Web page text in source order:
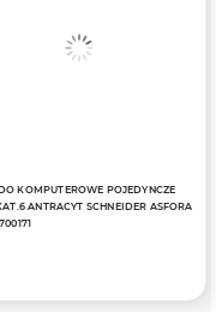
KOMPUTEROWE POJEDYNCZE
ANTRACYT SCHNEIDER ASFORA